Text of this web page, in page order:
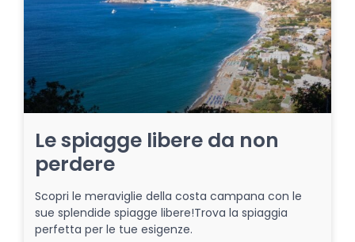
Le spiagge libere da non
perdere
Scopri le meraviglie della costa campana con le
sue splendide spiagge libere!Trova la spiaggia
perfetta per le tue esigenze.